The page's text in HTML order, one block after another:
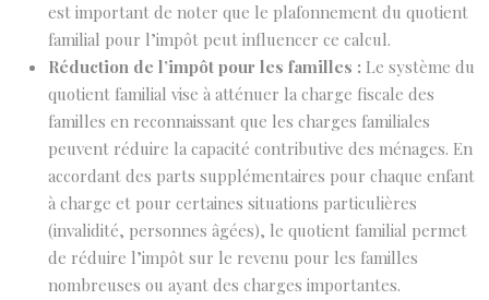
est important de noter que le plafonnement du quotient
familial pour l’impôt peut influencer ce calcul.
Réduction de l’impôt pour les familles : Le système du
quotient familial vise à atténuer la charge fiscale des
familles en reconnaissant que les charges familiales
peuvent réduire la capacité contributive des ménages. En
accordant des parts supplémentaires pour chaque enfant
à charge et pour certaines situations particulières
(invalidité, personnes âgées), le quotient familial permet
de réduire l’impôt sur le revenu pour les familles
nombreuses ou ayant des charges importantes.